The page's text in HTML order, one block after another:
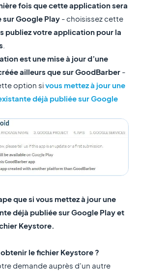
fois que cette application sera
sur Google Play- choisissez cette
publiez votre application pour la
est une mise à jour d’une
ailleurs que sur GoodBarber-
option sivous mettez à jour une
déjà publiée sur Google
que si vous mettez à jour une
déjà publiée sur Google Playet
Keystore.
le fichier Keystore ?
demande auprès d'un autre